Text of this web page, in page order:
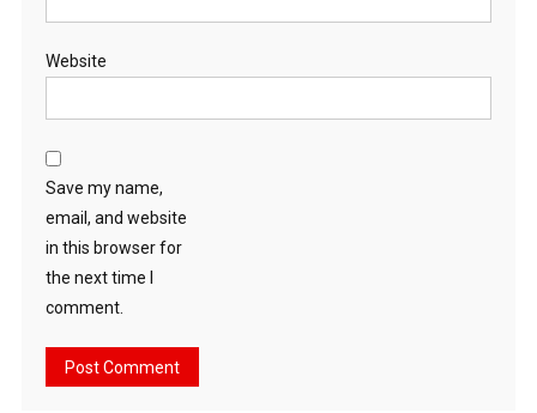
Website
Save my name,
email, and website
in this browser for
the next time I
comment.